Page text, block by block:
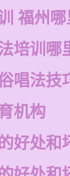
福州
培训哪
唱法技
机构
好处和